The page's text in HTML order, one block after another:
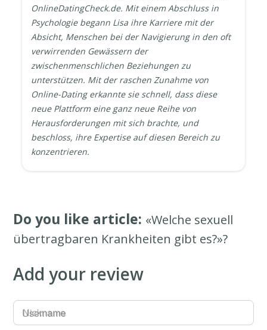
OnlineDatingCheck.de. Mit einem Abschluss in
Psychologie begann Lisa ihre Karriere mit der
Absicht, Menschen bei der Navigierung in den oft
verwirrenden Gewässern der
zwischenmenschlichen Beziehungen zu
unterstützen. Mit der raschen Zunahme von
Online-Dating erkannte sie schnell, dass diese
neue Plattform eine ganz neue Reihe von
Herausforderungen mit sich brachte, und
beschloss, ihre Expertise auf diesen Bereich zu
konzentrieren.
Do you like article: «Welche sexuell
übertragbaren Krankheiten gibt es?»?
Add your review
Username